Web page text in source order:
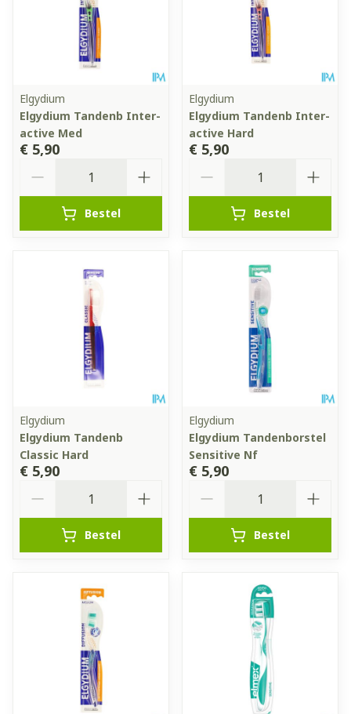
Elgydium
Elgydium Tandenb Inter-
active Med
€ 5,90
Bestel
Elgydium
Elgydium Tandenb Inter-
active Hard
€ 5,90
Bestel
Elgydium
Elgydium Tandenb
Classic Hard
€ 5,90
Bestel
Elgydium
Elgydium Tandenborstel
Sensitive Nf
€ 5,90
Bestel